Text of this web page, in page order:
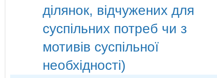
ділянок, відчужених для
суспільних потреб чи з
мотивів суспільної
необхідності)